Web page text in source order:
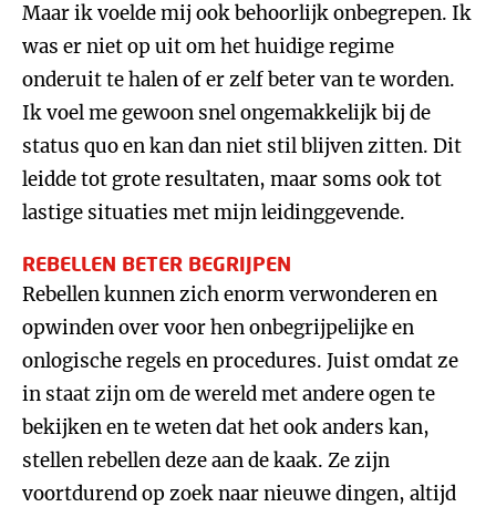
Maar ik voelde mij ook behoorlijk onbegrepen. Ik
was er niet op uit om het huidige regime
onderuit te halen of er zelf beter van te worden.
Ik voel me gewoon snel ongemakkelijk bij de
status quo en kan dan niet stil blijven zitten. Dit
leidde tot grote resultaten, maar soms ook tot
lastige situaties met mijn leidinggevende.
REBELLEN BETER BEGRIJPEN
Rebellen kunnen zich enorm verwonderen en
opwinden over voor hen onbegrijpelijke en
onlogische regels en procedures. Juist omdat ze
in staat zijn om de wereld met andere ogen te
bekijken en te weten dat het ook anders kan,
stellen rebellen deze aan de kaak. Ze zijn
voortdurend op zoek naar nieuwe dingen, altijd